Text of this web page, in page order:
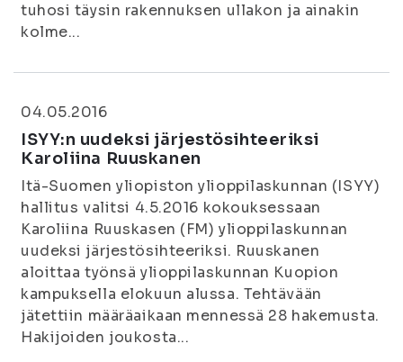
tuhosi täysin rakennuksen ullakon ja ainakin
kolme...
04.05.2016
ISYY:n uudeksi järjestösihteeriksi
Karoliina Ruuskanen
Itä-Suomen yliopiston ylioppilaskunnan (ISYY)
hallitus valitsi 4.5.2016 kokouksessaan
Karoliina Ruuskasen (FM) ylioppilaskunnan
uudeksi järjestösihteeriksi. Ruuskanen
aloittaa työnsä ylioppilaskunnan Kuopion
kampuksella elokuun alussa. Tehtävään
jätettiin määräaikaan mennessä 28 hakemusta.
Hakijoiden joukosta...